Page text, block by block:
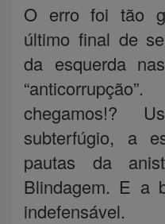
O erro foi tão
último final de
da esquerda
chegamos!?
subterfúgio, a
pautas da
Blindagem. E a
indefensável.